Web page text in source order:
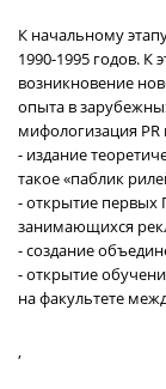
К начальному
1990-1995 годов.
возникновение
опыта в
мифологизация PR
- издание
такое «паблик
- открытие первых
занимающихся
- создание
- открытие
на факультете
,